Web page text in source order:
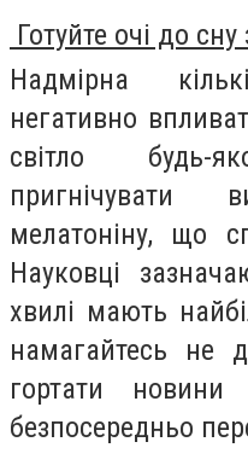
Готуйте очі до
Надмірна
негативно
світло
пригнічувати
мелатоніну, що
Науковці
хвилі мають
намагайтесь не
гортати
безпосередньо